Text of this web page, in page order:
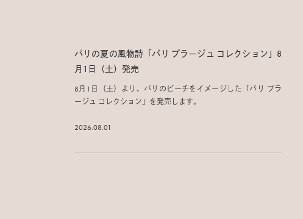
パリの夏の風物詩「パリ プラージュ コレクション」8
月1日（土）発売
8月1日（土）より、パリのビーチをイメージした「パリ プラ
ージュ コレクション」を発売します。
2026.08.01